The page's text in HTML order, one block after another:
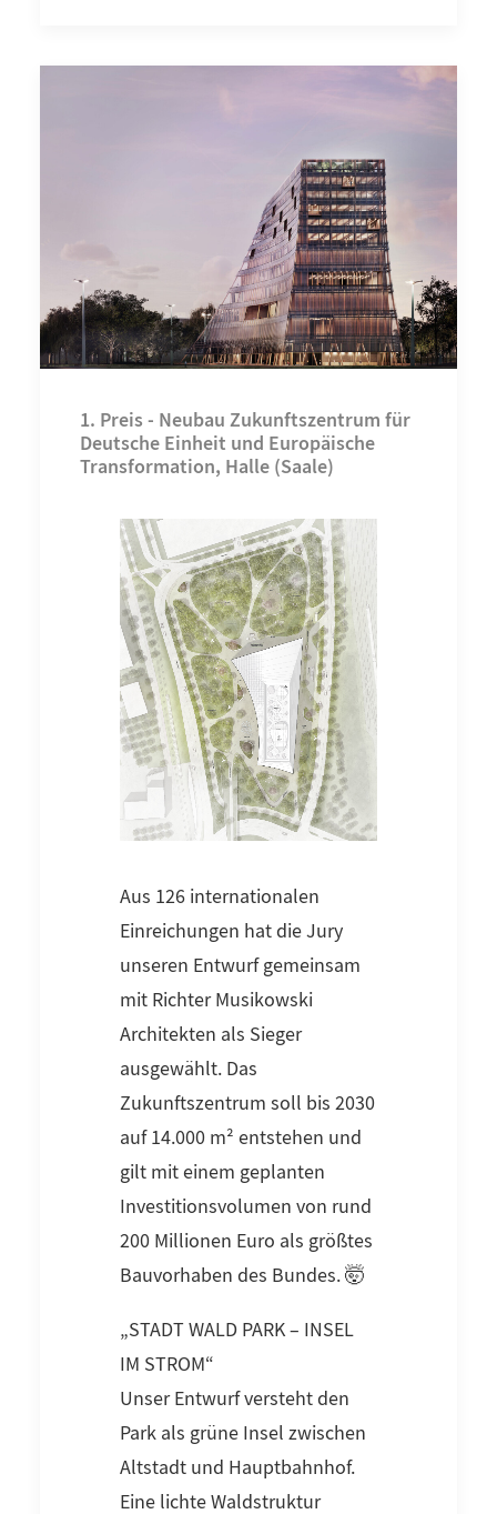
1. Preis - Neubau Zukunftszentrum für
Deutsche Einheit und Europäische
Transformation, Halle (Saale)
Aus 126 internationalen
Einreichungen hat die Jury
unseren Entwurf gemeinsam
mit Richter Musikowski
Architekten als Sieger
ausgewählt. Das
Zukunftszentrum soll bis 2030
auf 14.000 m² entstehen und
gilt mit einem geplanten
Investitionsvolumen von rund
200 Millionen Euro als größtes
Bauvorhaben des Bundes. 🤯
„STADT WALD PARK – INSEL
IM STROM“
Unser Entwurf versteht den
Park als grüne Insel zwischen
Altstadt und Hauptbahnhof.
Eine lichte Waldstruktur